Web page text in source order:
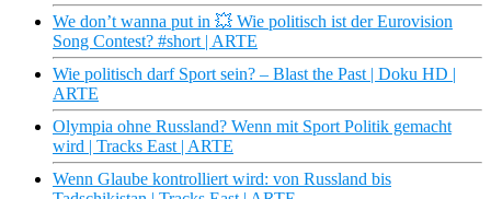
We don’t wanna put in 💥 Wie politisch ist der Eurovision
Song Contest? #short | ARTE
Wie politisch darf Sport sein? – Blast the Past | Doku HD |
ARTE
Olympia ohne Russland? Wenn mit Sport Politik gemacht
wird | Tracks East | ARTE
Wenn Glaube kontrolliert wird: von Russland bis